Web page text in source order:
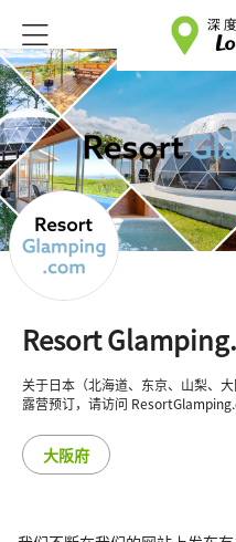
Resort
关于日本（北海道、东京、山梨、
露营预订，请访问
大阪府